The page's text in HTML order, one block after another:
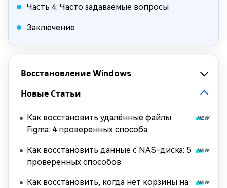
Часть 4: Часто задаваемые вопросы
Заключение
Восстановление Windows
Новые Статьи
Как восстановить удалённые файлы
Figma: 4 проверенных способа
Как восстановить данные с NAS-диска: 5
проверенных способов
Как восстановить, когда нет корзины на